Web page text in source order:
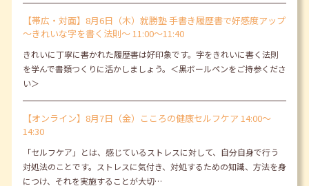
【帯広・対面】8月6日（木）就勝塾 手書き履歴書で好感度アップ
～きれいな字を書く法則～ 11:00～11:40
きれいに丁寧に書かれた履歴書は好印象です。字をきれいに書く法則
を学んで書類つくりに活かしましょう。＜黒ボールペンをご持参くださ
い＞
【オンライン】8月7日（金）こころの健康セルフケア 14:00～
14:30
「セルフケア」とは、感じているストレスに対して、自分自身で行う
対処法のことです。ストレスに気付き、対処するための知識、方法を身
につけ、それを実施することが大切…